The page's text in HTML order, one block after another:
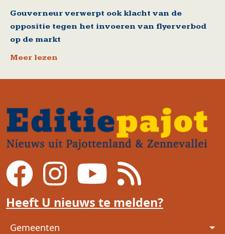
Gouverneur verwerpt ook klacht van de
oppositie tegen het invoeren van flyerverbod
op de markt
Meer lezen
Heeft U nieuws te melden?
Voet
Gemeenten